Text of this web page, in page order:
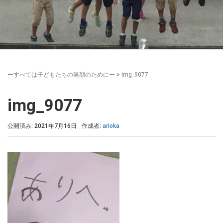
ーすべては子どもたちの笑顔のためにー > img_9077
img_9077
公開済み: 2021年7月16日 作成者: arioka